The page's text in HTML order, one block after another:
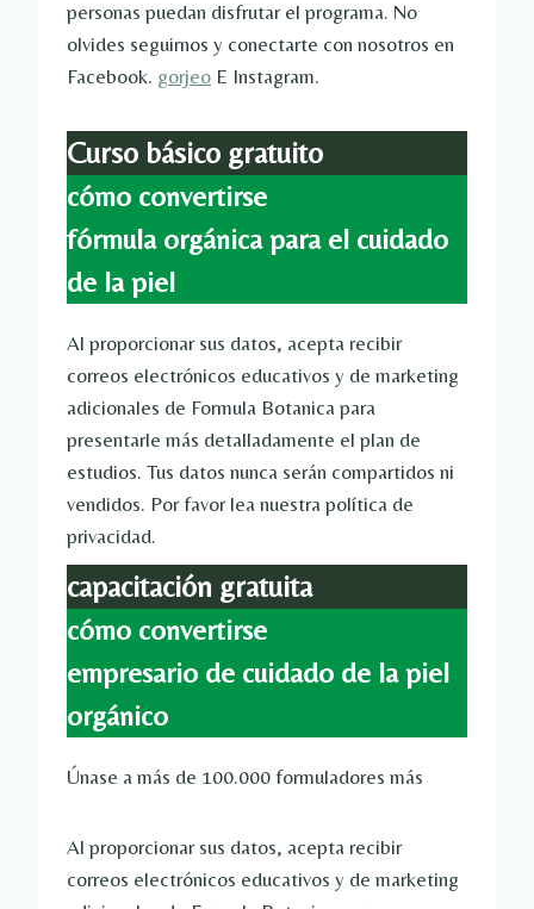
personas puedan disfrutar el programa. No
olvides seguirnos y conectarte con nosotros en
Facebook. gorjeo E Instagram.
Curso básico gratuito
cómo convertirse
fórmula orgánica para el cuidado
de la piel
Al proporcionar sus datos, acepta recibir
correos electrónicos educativos y de marketing
adicionales de Formula Botanica para
presentarle más detalladamente el plan de
estudios. Tus datos nunca serán compartidos ni
vendidos. Por favor lea nuestra política de
privacidad.
capacitación gratuita
cómo convertirse
empresario de cuidado de la piel
orgánico
Únase a más de 100.000 formuladores más
Al proporcionar sus datos, acepta recibir
correos electrónicos educativos y de marketing